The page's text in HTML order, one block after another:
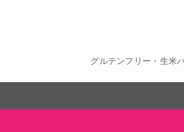
グルテンフリー・生米